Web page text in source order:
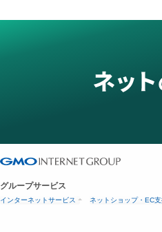
グループサービス
インターネットサービス ネットショップ・EC支